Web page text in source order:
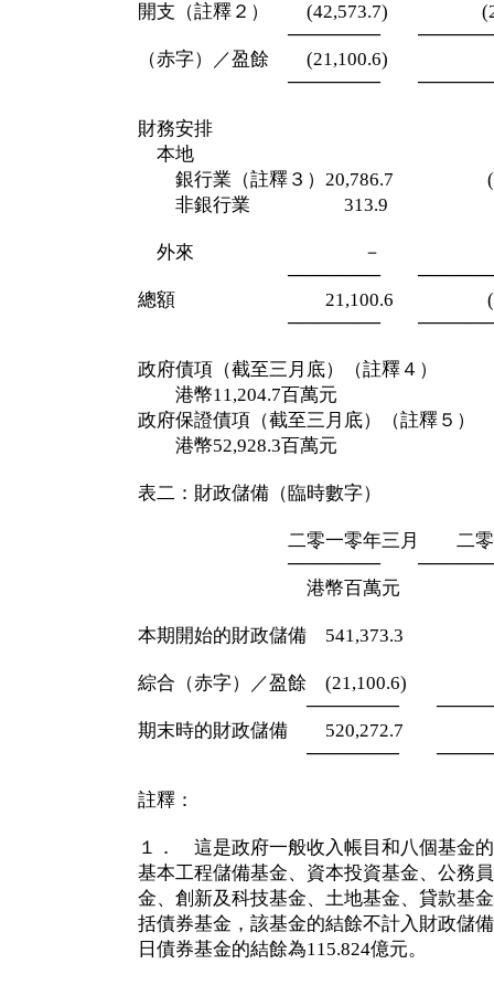
開支（註釋２） (42,573.7)
───────
（赤字）／盈餘 (21,100.6)
───────
財務安排
本地
銀行業（註釋３）20,786.7
非銀行業 313.9
外來 －
───────
總額 21,100.6
───────
政府債項（截至三月底）（註釋４）
港幣11,204.7百萬元
政府保證債項（截至三月底）（註釋５）
港幣52,928.3百萬元
表二：財政儲備（臨時數字）
二零一零年三月 二零零九
───────
港幣百萬元 港幣
本期開始的財政儲備 541,373.3
綜合（赤字）／盈餘 (21,100.6)
───────
期末時的財政儲備 520,272.7
───────
註釋：
１． 這是政府一般收入帳目和八個基金
基本工程儲備基金、資本投資基金、公務
金、創新及科技基金、土地基金、貸款基
括債券基金，該基金的結餘不計入財政儲
日債券基金的結餘為115.824億元。